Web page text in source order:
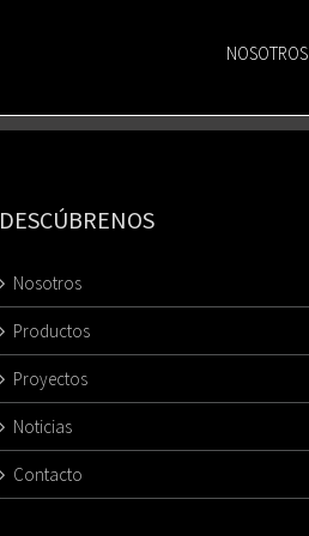
NOSOTROS
DESCÚBRENOS
Nosotros
Productos
Proyectos
Noticias
Contacto